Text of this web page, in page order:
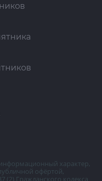
характер,
офёртой,
(2) Гражданского кодекса